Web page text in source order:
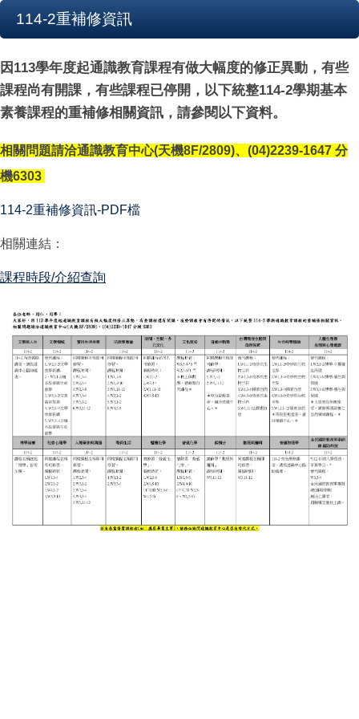
114-2重補修資訊
因113學年度起通識教育課程有做大幅度的修正異動，有些
課程尚有開課，有些課程已停開， 以下統整114-2學期基本
素養課程的重補修相關資訊， 請參閱以下資料。
相關問題請洽通識教育中心(天機8F/2809)、(04)2239-1647 分
機6303
114-2重補修資訊-PDF檔
相關連結：
課程時段/介紹查詢